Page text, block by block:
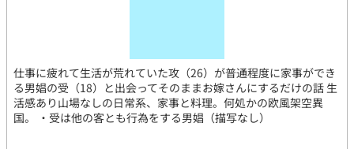
仕事に疲れて生活が荒れていた攻（26）が普通程度に家事ができ
る男娼の受（18）と出会ってそのままお嫁さんにするだけの話 生
活感あり山場なしの日常系、家事と料理。何処かの欧風架空異
国。 ・受は他の客とも行為をする男娼（描写なし）